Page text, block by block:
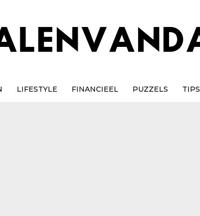
LIFESTYLE FINANCIEEL PUZZELS TIPS